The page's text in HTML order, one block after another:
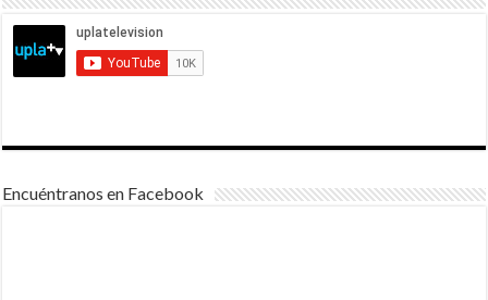
Encuéntranos en Facebook